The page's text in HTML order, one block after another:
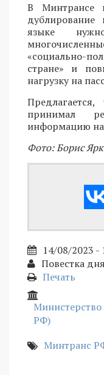
В Минтрансе
языке
«социально-
стране» и
нагрузку на
принимал
информацию на
Фото: Борис
14/08/2023 -
Повестка дня
Печать
РФ)
Минтранс